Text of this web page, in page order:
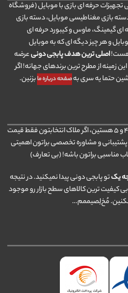
حرفه ای بازی با موبایل (فروشگاه
بازی مغناطیسی موبایل، دسته بازی
گیمینگ، ماوس و کیبورد حرفه ای
و هر چیز دیگه ای که به موبایل
هست!اصلی ترین هدف پابجی دونیعرضه
زمینه از مطرح ترین برندهای جهانه! اگر
حتما یه سری بهصفحه درباره ما بزنین.
اگر دنبال کالاهای فیک و درجه ۴ و ۵ هستین، اگر ملاک انتخابتون فقط قیمت
پشتیبانی و مشاوره تخصصی براتون اهمیتی
مناسبی براتون باشه! (بی تعارف)
یکتو پابجی دونی پیدا نمیکنید. در نتیجه
کیفیت ترین کالاهای سطح بازار رو موجود
مُخ‌لِصیممم…